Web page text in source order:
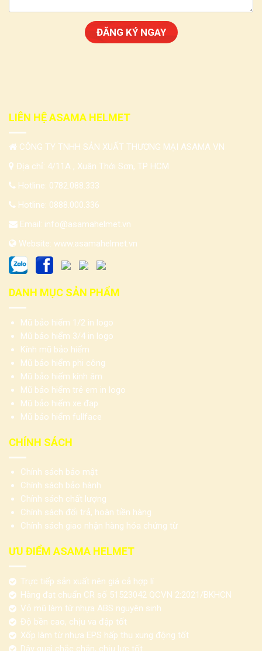
LIÊN HỆ ASAMA HELMET
CÔNG TY TNHH SẢN XUẤT THƯƠNG MẠI ASAMA VN
Địa chỉ: 4/11A , Xuân Thới Sơn, TP HCM
Hotline: 0782.088.333
Hotline: 0888.000.336
Email: info@asamahelmet.vn
Website: www.asamahelmet.vn
DANH MỤC SẢN PHẨM
Mũ bảo hiểm 1/2 in logo
Mũ bảo hiểm 3/4 in logo
Kính mũ bảo hiểm
Mũ bảo hiểm phi công
Mũ bảo hiểm kính âm
Mũ bảo hiểm trẻ em in logo
Mũ bảo hiểm xe đạp
Mũ bảo hiểm fullface
CHÍNH SÁCH
Chính sách bảo mật
Chính sách bảo hành
Chính sách chất lượng
Chính sách đổi trả, hoàn tiền hàng
Chính sách giao nhận hàng hóa chứng từ
ƯU ĐIỂM ASAMA HELMET
Trực tiếp sản xuất nên giá cả hợp lí
Hàng đạt chuẩn CR số 51523042 QCVN 2:2021/BKHCN
Vỏ mũ làm từ nhựa ABS nguyên sinh
Độ bền cao, chịu va đập tốt
Xốp làm từ nhựa EPS hấp thụ xung động tốt
Dây quai chắc chắn, chịu lực tốt